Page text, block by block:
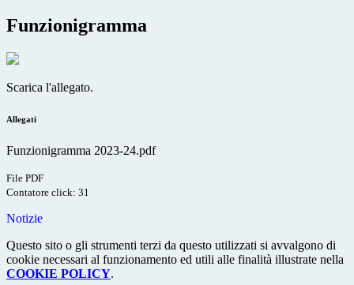
Funzionigramma
Scarica l'allegato.
Allegati
Funzionigramma 2023-24.pdf
File PDF
Contatore click: 31
Notizie
Questo sito o gli strumenti terzi da questo utilizzati si avvalgono di
cookie necessari al funzionamento ed utili alle finalità illustrate nella
COOKIE POLICY.